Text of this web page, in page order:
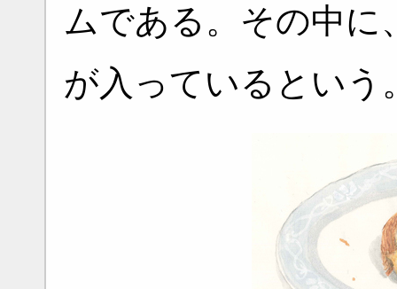
ムである。その中に
が入っているという